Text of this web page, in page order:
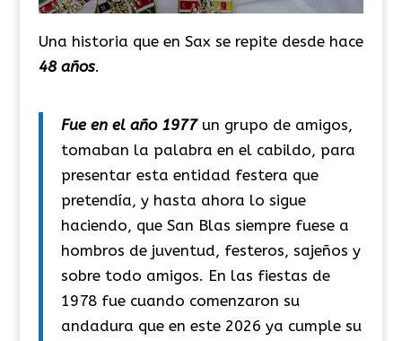
Una historia que en Sax se repite desde hace
48 años.
Fue en el año 1977un grupo de amigos,
tomaban la palabra en el cabildo, para
presentar esta entidad festera que
pretendía, y hasta ahora lo sigue
haciendo, que San Blas siempre fuese a
hombros de juventud, festeros, sajeños y
sobre todo amigos. En las fiestas de
1978 fue cuando comenzaron su
andadura que en este 2026 ya cumple su